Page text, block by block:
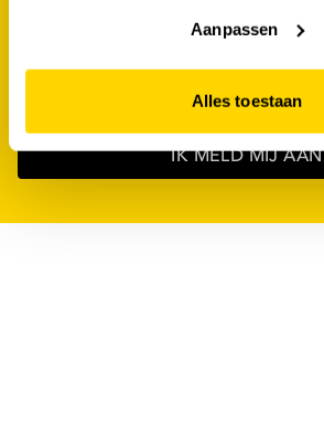
website niet optimaal functioneert.
Aanpassen
Alles toestaan
IK MELD MIJ AAN